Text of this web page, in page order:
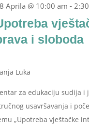
i sloboda
Aprila @ 10:00 am -
Luka
za edukaciju sudija i
usavršavanja i
„Upotreba vještačke